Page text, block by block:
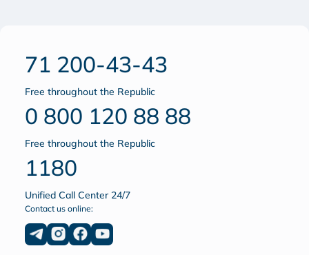
71 200-43-43
Free throughout the Republic
0 800 120 88 88
Free throughout the Republic
1180
Unified Call Center 24/7
Contact us online: